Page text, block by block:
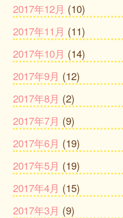
2017年12月 (10)
2017年11月 (11)
2017年10月 (14)
2017年9月 (12)
2017年8月 (2)
2017年7月 (9)
2017年6月 (19)
2017年5月 (19)
2017年4月 (15)
2017年3月 (9)